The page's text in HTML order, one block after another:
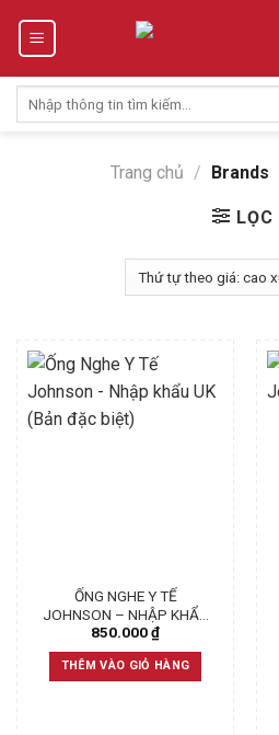
kiếm:
Trang chủ / Brands
LỌC
ỐNG NGHE Y TẾ
JOHNSON – NHẬP KHẨU
UK (BẢN ĐẶC BIỆT)
850.000₫
THÊM VÀO GIỎ HÀNG